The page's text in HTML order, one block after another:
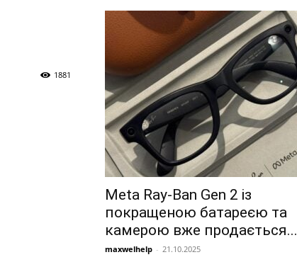
1881
Meta Ray-Ban Gen 2 із
покращеною батареєю та
камерою вже продається...
maxwelhelp - 21.10.2025